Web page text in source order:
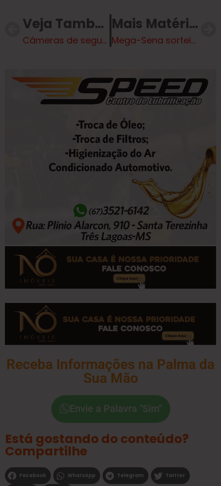
Veja Também
Câmeras de segurança registram posse secreta de vereador foragido
Mais Matérias
Mega-Sena sorteia nesta quinta-feira prêmio acumulado em R$ 38 milhões
Receba Informações na Palma da
Sua Mão
Envie a Palavra "Sim"
Está gostando do conteúdo?
Compartilhe
Facebook WhatsApp Telegram Twitter